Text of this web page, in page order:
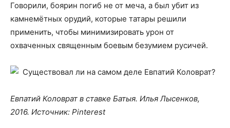
Говорили, боярин погиб не от меча, а был убит из
камнемётных орудий, которые татары решили
применить, чтобы минимизировать урон от
охваченных священным боевым безумием русичей.
Евпатий Коловрат в ставке Батыя. Илья Лысенков,
2016. Источник: Pinterest